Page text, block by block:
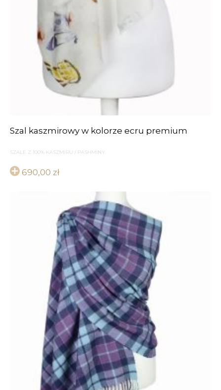
Szal kaszmirowy w kolorze ecru premium
SZALE Z 100% KASZMIRU / PASHMINY
690,00 zł